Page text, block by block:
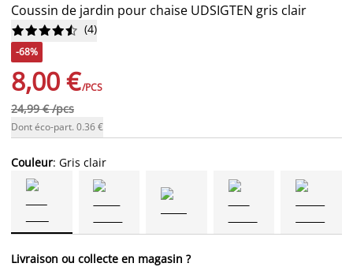
Coussin de jardin pour chaise UDSIGTEN gris clair





 (4)
-68%
8,00 €/PCS
24,99 € /pcs
Dont éco-part. 0.36 €
Couleur: Gris clair
Livraison ou collecte en magasin ?